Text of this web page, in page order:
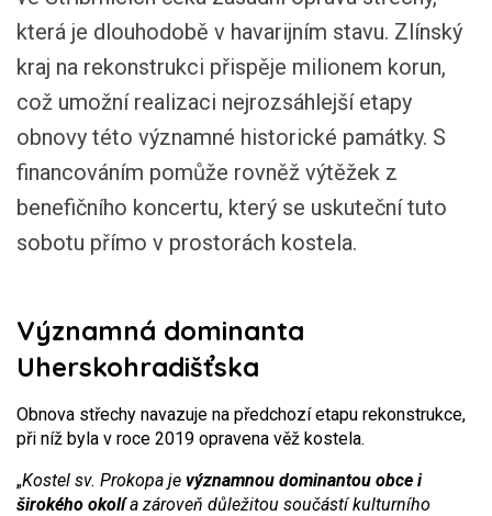
která je dlouhodobě v havarijním stavu. Zlínský
kraj na rekonstrukci přispěje milionem korun,
což umožní realizaci nejrozsáhlejší etapy
obnovy této významné historické památky. S
financováním pomůže rovněž výtěžek z
benefičního koncertu, který se uskuteční tuto
sobotu přímo v prostorách kostela.
Významná dominanta
Uherskohradišťska
Obnova střechy navazuje na předchozí etapu rekonstrukce,
při níž byla v roce 2019 opravena věž kostela.
„Kostel sv. Prokopa je významnou dominantou obce i
širokého okolía zároveň důležitou součástí kulturního